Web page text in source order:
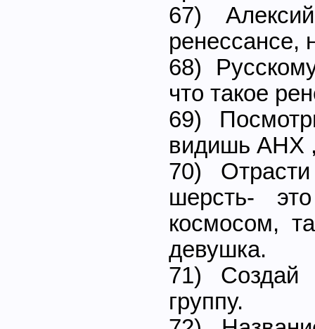
67)
ренессансе,
68)
что такое
69)
видишь АНХ ,
70)
шерсть-
космосом,
девушка.
71) Создай
группу.